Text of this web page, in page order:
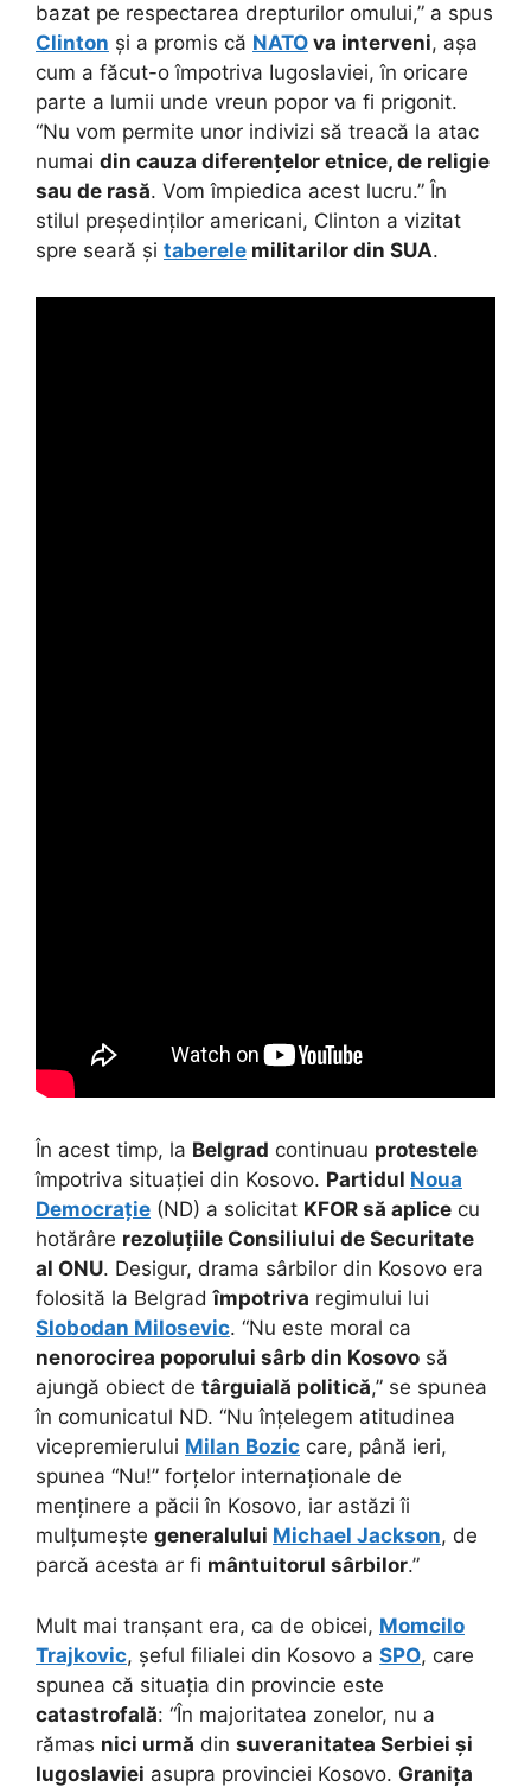
bazat pe respectarea drepturilor omului,” a spus
Clinton și a promis că NATO va interveni, așa
cum a făcut-o împotriva Iugoslaviei, în oricare
parte a lumii unde vreun popor va fi prigonit.
“Nu vom permite unor indivizi să treacă la atac
numai din cauza diferențelor etnice, de religie
sau de rasă. Vom împiedica acest lucru.” În
stilul președinților americani, Clinton a vizitat
spre seară și taberele militarilor din SUA.
În acest timp, la Belgrad continuau protestele
împotriva situației din Kosovo. Partidul Noua
Democrație (ND) a solicitat KFOR să aplice cu
hotărâre rezoluțiile Consiliului de Securitate
al ONU. Desigur, drama sârbilor din Kosovo era
folosită la Belgradîmpotriva regimului lui
Slobodan Milosevic. “Nu este moral ca
nenorocirea poporului sârb din Kosovo să
ajungă obiect de târguială politică,” se spunea
în comunicatul ND. “Nu înțelegem atitudinea
vicepremierului Milan Bozic care, până ieri,
spunea “Nu!” forțelor internaționale de
menținere a păcii în Kosovo, iar astăzi îi
mulțumește generalului Michael Jackson, de
parcă acesta ar fi mântuitorul sârbilor.”
Mult mai tranșant era, ca de obicei, Momcilo
Trajkovic, șeful filialei din Kosovo a SPO, care
spunea că situația din provincie este
catastrofală: “În majoritatea zonelor, nu a
rămas nici urmă din suveranitatea Serbiei și
Iugoslaviei asupra provinciei Kosovo. Granița